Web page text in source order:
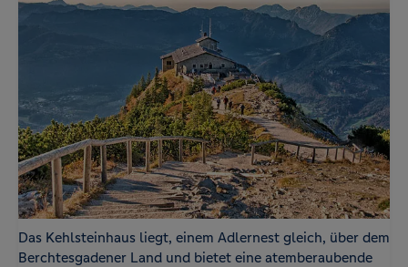
Zweck
Der Google Tag Manager von Google setzt ein
cookieloses Tracking ein.
Das Kehlsteinhaus liegt, einem Adlernest gleich, über dem
Berchtesgadener Land und bietet eine atemberaubende